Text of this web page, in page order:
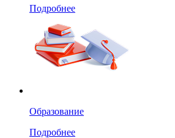
Подробнее
Образование
Подробнее